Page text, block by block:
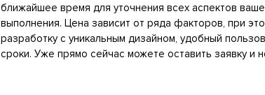
ближайшее время для уточнения всех аспектов
выполнения. Цена зависит от ряда факторов, при
разработку с уникальным дизайном, удобный
сроки. Уже прямо сейчас можете оставить заявку и